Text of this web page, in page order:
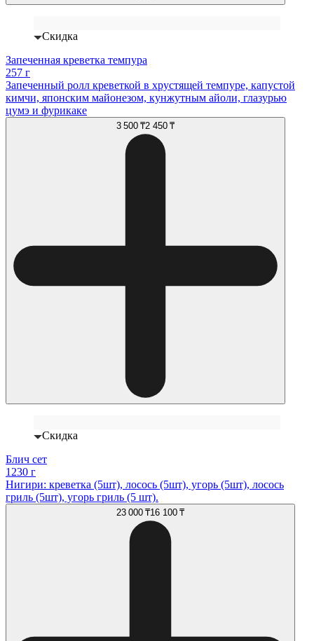
Скидка
Запеченная креветка темпура
257 г
Запеченный ролл креветкой в хрустящей темпуре, капустой
кимчи, японским майонезом, кунжутным айоли, глазурью
цумэ и фурикаке
3 500 ₸2 450 ₸
Скидка
Блич сет
1230 г
Нигири: креветка (5шт), лосось (5шт), угорь (5шт), лосось
гриль (5шт), угорь гриль (5 шт).
23 000 ₸16 100 ₸